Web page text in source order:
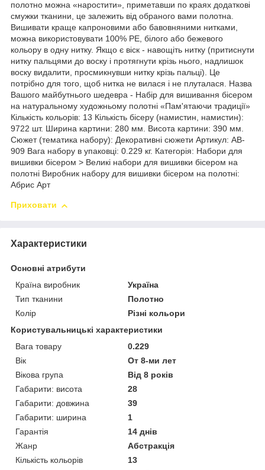
полотно можна «наростити», приметавши по краях додаткові
смужки тканини, це залежить від обраного вами полотна.
Вишивати краще капроновими або бавовняними нитками,
можна використовувати 100% РЕ, білого або бежевого
кольору в одну нитку. Якщо є віск - навощіть нитку (притиснути
нитку пальцями до воску і протягнути крізь нього, надлишок
воску видалити, просмикнувши нитку крізь пальці). Це
потрібно для того, щоб нитка не вилася і не плуталася. Назва
Вашого майбутнього шедевра - Набір для вишивання бісером
на натуральному художньому полотні «Пам'ятаючи традиції»
Кількість кольорів: 13 Кількість бісеру (намистин, намистин):
9722 шт. Ширина картини: 280 мм. Висота картини: 390 мм.
Сюжет (тематика набору): Декоративні сюжети Артикул: AB-
909 Вага набору в упаковці: 0.229 кг. Категорія: Набори для
вишивки бісером > Великі набори для вишивки бісером на
полотні Виробник набору для вишивки бісером на полотні:
Абрис Арт
Приховати
Характеристики
Основні атрибути
Країна виробник
Україна
Тип тканини
Полотно
Колір
Різні кольори
Користувальницькі характеристики
Вага товару
0.229
Вік
От 8-ми лет
Вікова група
Від 8 років
Габарити: висота
28
Габарити: довжина
39
Габарити: ширина
1
Гарантія
14 днів
Жанр
Абстракція
Кількість кольорів
13